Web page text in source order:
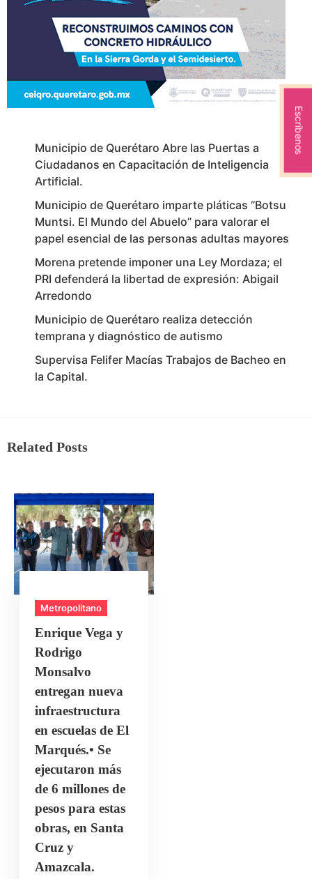
Municipio de Querétaro Abre las Puertas a
Ciudadanos en Capacitación de Inteligencia
Artificial.
Municipio de Querétaro imparte pláticas “Botsu
Muntsi. El Mundo del Abuelo” para valorar el
papel esencial de las personas adultas mayores
Morena pretende imponer una Ley Mordaza; el
PRI defenderá la libertad de expresión: Abigail
Arredondo
Municipio de Querétaro realiza detección
temprana y diagnóstico de autismo
Supervisa Felifer Macías Trabajos de Bacheo en
la Capital.
Related Posts
Metropolitano
Enrique Vega y
Rodrigo
Monsalvo
entregan nueva
infraestructura
en escuelas de El
Marqués.• Se
ejecutaron más
de 6 millones de
pesos para estas
obras, en Santa
Cruz y
Amazcala.
Escríbenos